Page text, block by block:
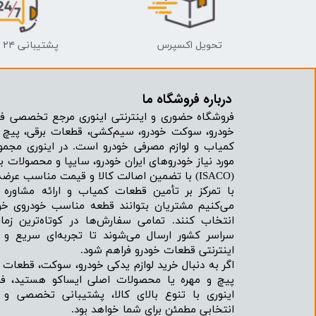
فروشگاه حضوری و اینترنتی اینوری مرجع تخصصی
خودرو، سوکت خودرو، سیم‌کشی، قطعات برقی، پیچ
کمیاب و لوازم مصرفی خودرو است. در اینوری
مورد نیاز خودروهای ایران خودرو، سایپا و محصولات
(ISACO) با تضمین اصالت کالا و قیمت مناسب عرضه می‌شود.
با تمرکز بر تأمین قطعات کمیاب و ارائه
می‌کنیم مشتریان بتوانند قطعه مناسب خودروی
انتخاب کنند. تمامی سفارش‌ها در کوتاه‌ترین
سراسر کشور ارسال می‌شوند تا تجربه‌ای سریع
اینترنتی قطعات خودرو فراهم شود.
اگر به دنبال خرید لوازم یدکی خودرو، سوکت،
پیچ و مهره یا محصولات اصلی ایساکو هستید،
اینوری با تنوع بالای کالا، پشتیبانی تخصصی
انتخابی مطمئن برای شما خواهد بود.
درباره فروشگاه ما​​​​​​​
تحویل اکسپرس پشتیبانی ۲۴ ساعته